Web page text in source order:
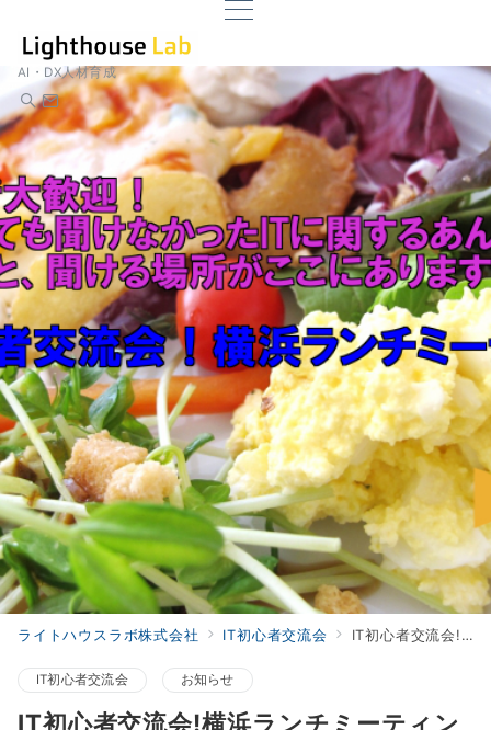
AI・DX人材育成
ライトハウスラボ株式会社 IT初心者交流会 IT初心者交流会!横浜ランチミーティングを開催します！
IT初心者交流会 お知らせ
IT初心者交流会!横浜ランチミーティン